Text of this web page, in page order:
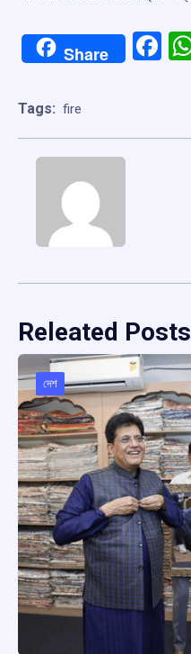
Share
Tags: fire
Releated Posts
দেশ